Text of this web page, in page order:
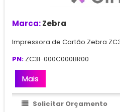
Marca:Zebra
Impressora de Cartão Zebra
PN: ZC31-000C000BR00
Mais
Solicitar Orçamento